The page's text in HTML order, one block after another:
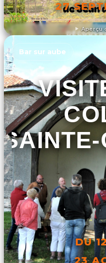
Aperçu
27
Bar sur aube
DU
23